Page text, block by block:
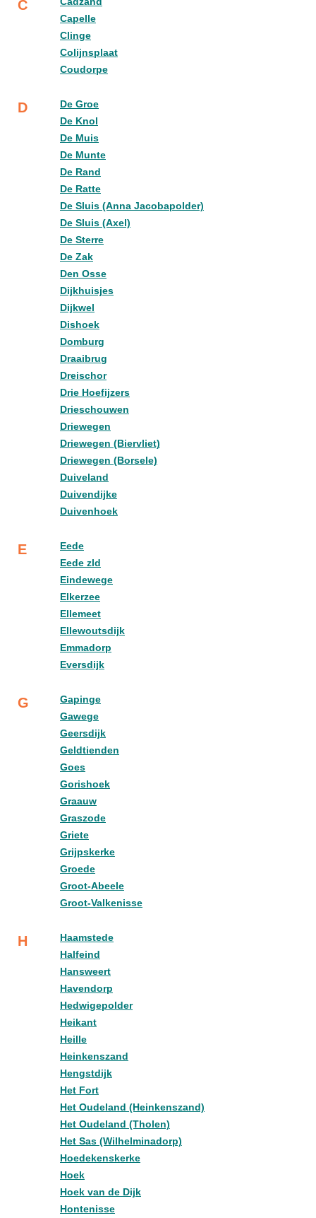
C
Capelle
Clinge
Colijnsplaat
Coudorpe
D
De Groe
De Knol
De Muis
De Munte
De Rand
De Ratte
De Sluis (Anna Jacobapolder)
De Sluis (Axel)
De Sterre
De Zak
Den Osse
Dijkhuisjes
Dijkwel
Dishoek
Domburg
Draaibrug
Dreischor
Drie Hoefijzers
Drieschouwen
Driewegen
Driewegen (Biervliet)
Driewegen (Borsele)
Duiveland
Duivendijke
Duivenhoek
E
Eede
Eede zld
Eindewege
Elkerzee
Ellemeet
Ellewoutsdijk
Emmadorp
Eversdijk
G
Gapinge
Gawege
Geersdijk
Geldtienden
Goes
Gorishoek
Graauw
Graszode
Griete
Grijpskerke
Groede
Groot-Abeele
Groot-Valkenisse
H
Haamstede
Halfeind
Hansweert
Havendorp
Hedwigepolder
Heikant
Heille
Heinkenszand
Hengstdijk
Het Fort
Het Oudeland (Heinkenszand)
Het Oudeland (Tholen)
Het Sas (Wilhelminadorp)
Hoedekenskerke
Hoek
Hoek van de Dijk
Hontenisse